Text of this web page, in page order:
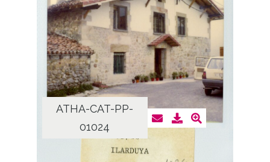
ATHA-CAT-PP-
01024